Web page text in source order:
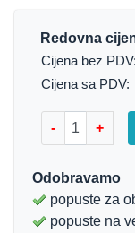
Redovna
Cijena bez PDV:
Cijena sa PDV:
- +
Odobravamo
popuste za
popuste na